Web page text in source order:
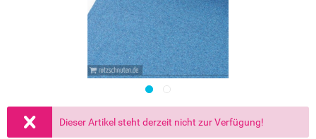
Dieser Artikel steht derzeit nicht zur Verfügung!